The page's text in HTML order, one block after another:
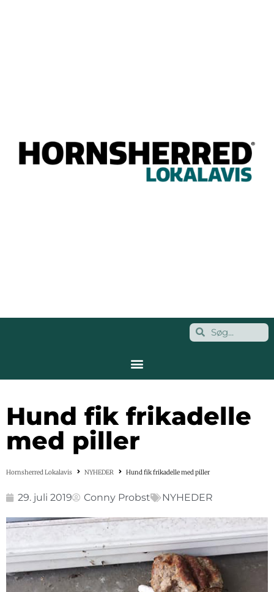
Hund fik frikadelle
med piller
Hornsherred Lokalavis NYHEDER Hund fik frikadelle med piller
29. juli 2019 Conny Probst NYHEDER